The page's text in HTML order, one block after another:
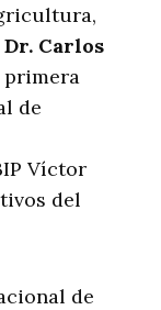
Dr. Carlos
primera
de
Víctor
del
de